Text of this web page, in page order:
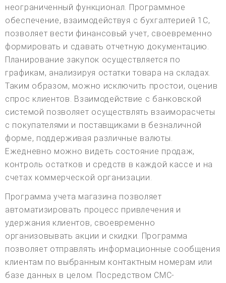
неограниченный функционал. Программное
обеспечение, взаимодействуя с бухгалтерией 1С,
позволяет вести финансовый учет, своевременно
формировать и сдавать отчетную документацию.
Планирование закупок осуществляется по
графикам, анализируя остатки товара на складах.
Таким образом, можно исключить простои, оценив
спрос клиентов. Взаимодействие с банковской
системой позволяет осуществлять взаиморасчеты
с покупателями и поставщиками в безналичной
форме, поддерживая различные валюты.
Ежедневно можно видеть состояние продаж,
контроль остатков и средств в каждой кассе и на
счетах коммерческой организации.
Программа учета магазина позволяет
автоматизировать процесс привлечения и
удержания клиентов, своевременно
организовывать акции и скидки. Программа
позволяет отправлять информационные сообщения
клиентам по выбранным контактным номерам или
базе данных в целом. Посредством СМС-